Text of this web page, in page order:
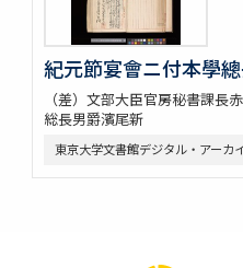
紀元節宴會ニ付本學
（差）文部大臣官房秘書課
総長男爵濱尾新
東京大学文書館デジタル・アーカ